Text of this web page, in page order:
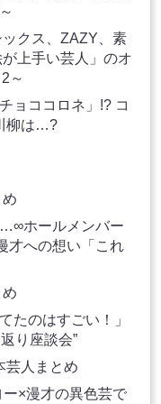
クス、ZAZY、素
上手い芸人」のオ
～
ョココロネ」!? コ
柳は…?
…∞ホールメンバー
才への想い「これ
たのはすごい！」
り座談会”
芸人まとめ
×漫才の異色芸で